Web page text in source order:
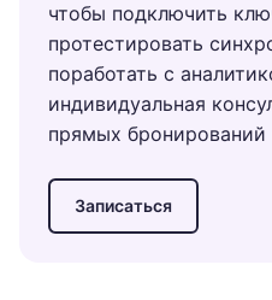
чтобы подключить
протестировать
поработать с
индивидуальная
прямых бронирований
Записаться